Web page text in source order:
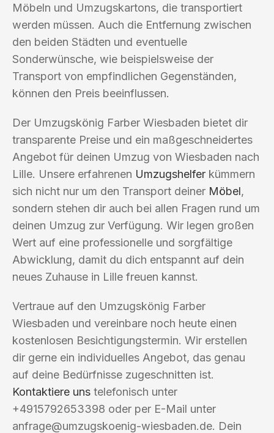
Möbeln und Umzugskartons, die transportiert
werden müssen. Auch die Entfernung zwischen
den beiden Städten und eventuelle
Sonderwünsche, wie beispielsweise der
Transport von empfindlichen Gegenständen,
können den Preis beeinflussen.
Der Umzugskönig Farber Wiesbaden bietet dir
transparente Preise und ein maßgeschneidertes
Angebot für deinen Umzug von Wiesbaden nach
Lille. Unsere erfahrenen Umzugshelfer kümmern
sich nicht nur um den Transport deiner Möbel,
sondern stehen dir auch bei allen Fragen rund um
deinen Umzug zur Verfügung. Wir legen großen
Wert auf eine professionelle und sorgfältige
Abwicklung, damit du dich entspannt auf dein
neues Zuhause in Lille freuen kannst.
Vertraue auf den Umzugskönig Farber
Wiesbaden und vereinbare noch heute einen
kostenlosen Besichtigungstermin. Wir erstellen
dir gerne ein individuelles Angebot, das genau
auf deine Bedürfnisse zugeschnitten ist.
Kontaktiere uns telefonisch unter
+4915792653398 oder per E-Mail unter
anfrage@umzugskoenig-wiesbaden.de. Dein